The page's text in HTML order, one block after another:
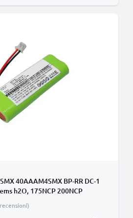
40AAAM4SMX BP-RR DC-1
h2O, 175NCP 200NCP
1500NCP 1700NCP
per collare o palmare